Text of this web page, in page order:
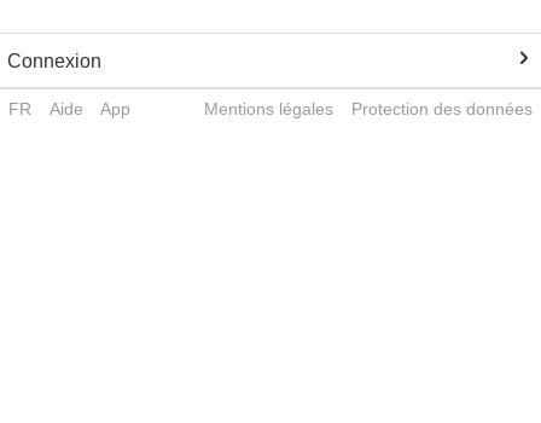
Connexion
FR Aide App Mentions légales Protection des données